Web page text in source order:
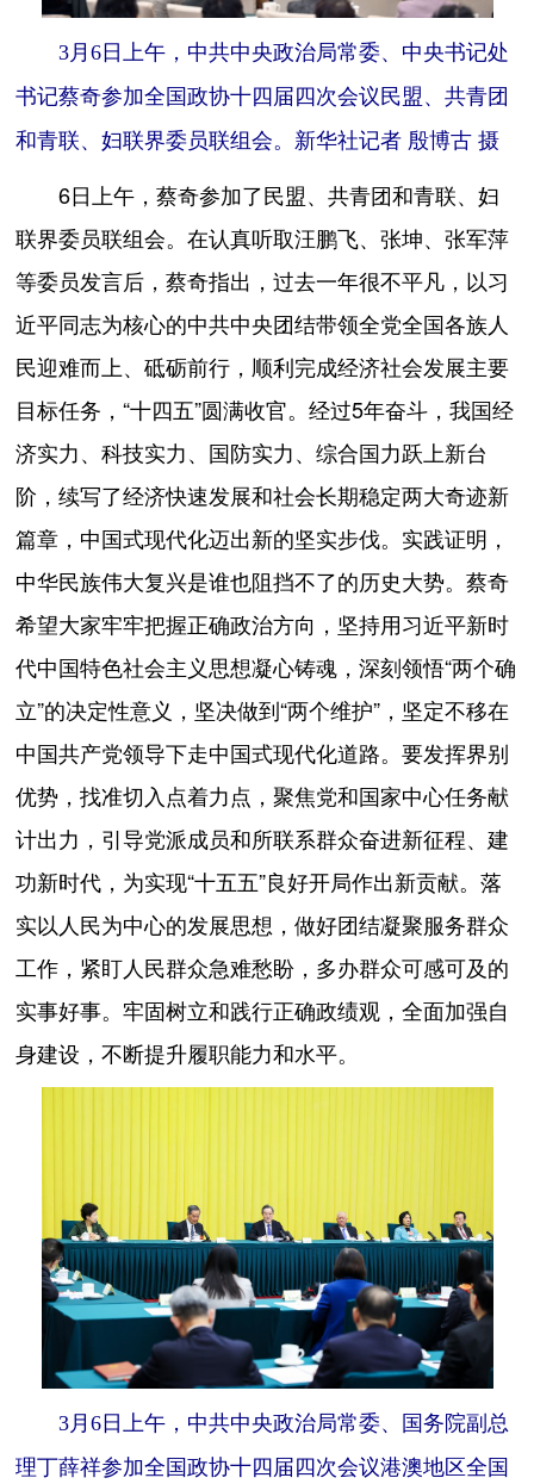
3月6日上午，中共中央政治局常委、中央书记处
书记蔡奇参加全国政协十四届四次会议民盟、共青团
和青联、妇联界委员联组会。新华社记者 殷博古 摄
6日上午，蔡奇参加了民盟、共青团和青联、妇
联界委员联组会。在认真听取汪鹏飞、张坤、张军萍
等委员发言后，蔡奇指出，过去一年很不平凡，以习
近平同志为核心的中共中央团结带领全党全国各族人
民迎难而上、砥砺前行，顺利完成经济社会发展主要
目标任务，“十四五”圆满收官。经过5年奋斗，我国经
济实力、科技实力、国防实力、综合国力跃上新台
阶，续写了经济快速发展和社会长期稳定两大奇迹新
篇章，中国式现代化迈出新的坚实步伐。实践证明，
中华民族伟大复兴是谁也阻挡不了的历史大势。蔡奇
希望大家牢牢把握正确政治方向，坚持用习近平新时
代中国特色社会主义思想凝心铸魂，深刻领悟“两个确
立”的决定性意义，坚决做到“两个维护”，坚定不移在
中国共产党领导下走中国式现代化道路。要发挥界别
优势，找准切入点着力点，聚焦党和国家中心任务献
计出力，引导党派成员和所联系群众奋进新征程、建
功新时代，为实现“十五五”良好开局作出新贡献。落
实以人民为中心的发展思想，做好团结凝聚服务群众
工作，紧盯人民群众急难愁盼，多办群众可感可及的
实事好事。牢固树立和践行正确政绩观，全面加强自
身建设，不断提升履职能力和水平。
3月6日上午，中共中央政治局常委、国务院副总
理丁薛祥参加全国政协十四届四次会议港澳地区全国